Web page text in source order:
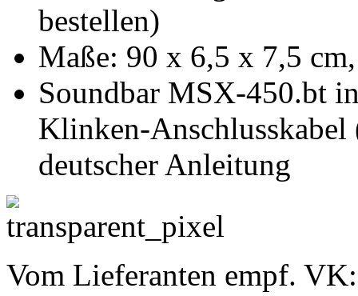
bestellen)
Maße: 90 x 6,5 x 7,5
Soundbar MSX-450.bt
Klinken-Anschlusskabel
deutscher Anleitung
Vom Lieferanten empf.